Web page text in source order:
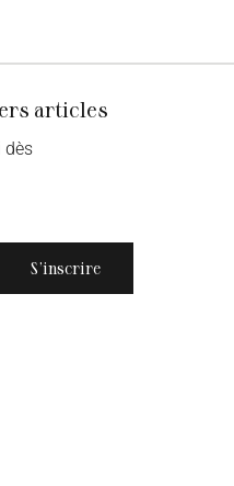
articles
dès
S’inscrire